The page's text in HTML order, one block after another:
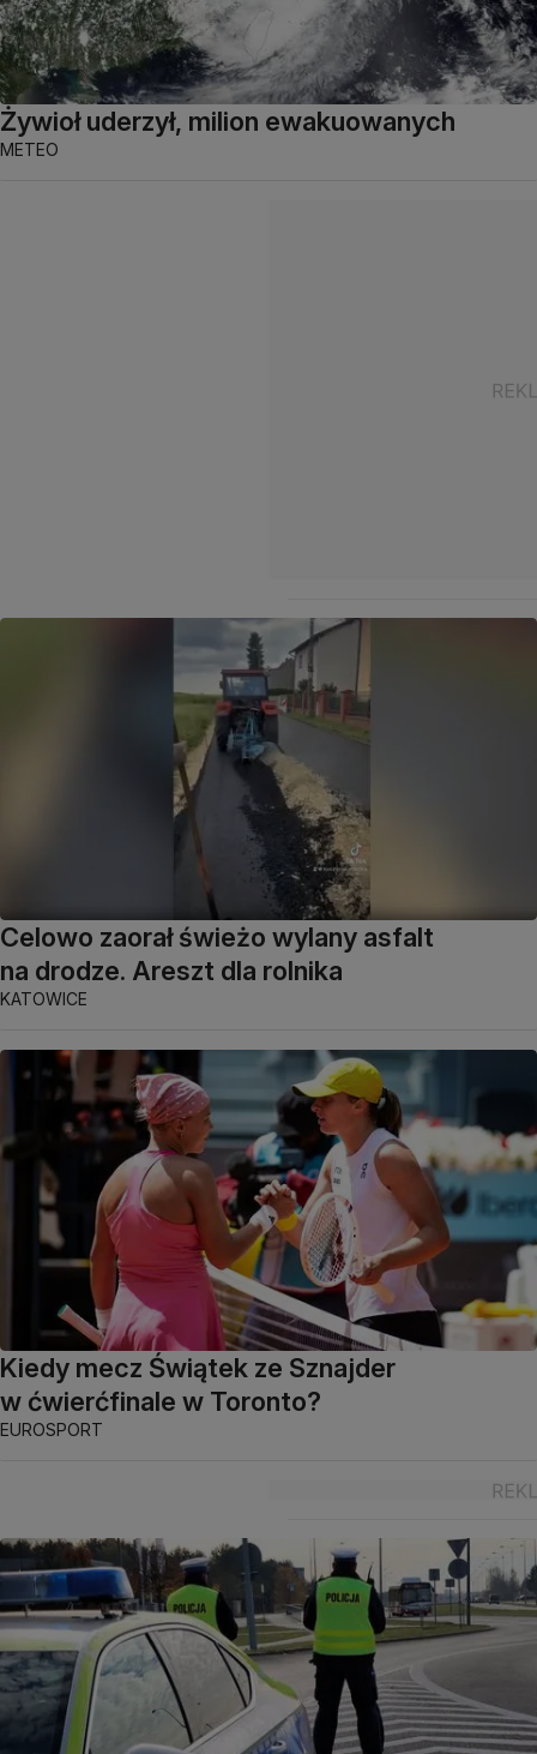
Żywioł uderzył, milion ewakuowanych
METEO
Celowo zaorał świeżo wylany asfalt
na drodze. Areszt dla rolnika
KATOWICE
Kiedy mecz Świątek ze Sznajder
w ćwierćfinale w Toronto?
EUROSPORT